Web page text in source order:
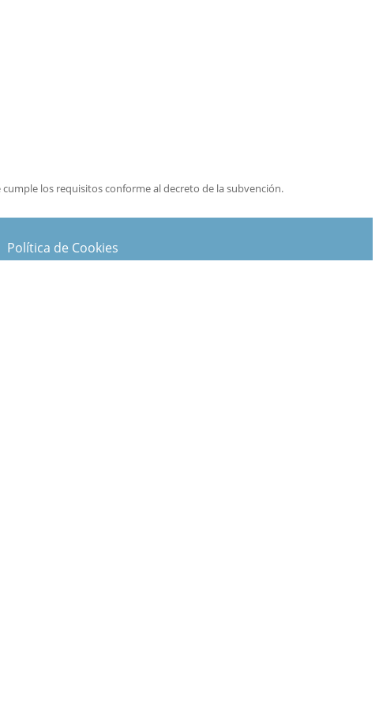
los requisitos conforme al decreto de la subvención.
Política de Cookies